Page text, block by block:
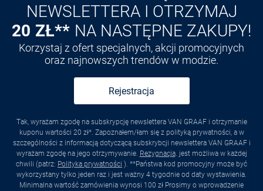
NEWSLETTERA I OTRZYMAJ
20 ZŁ** NA NASTĘPNE ZAKUPY!
Korzystaj z ofert specjalnych, akcji promocyjnych
oraz najnowszych trendów w modzie.
Rejestracja
Tak, wyrażam zgodę na subskrypcję newslettera VAN GRAAF i otrzymanie
kuponu wartości 20 zł*. Zapoznałem/łam się z polityką prywatności, a w
szczególności z informacją dotyczącą subskrybcji newslettera VAN GRAAF i
wyrażam zgodę na jego otrzymywanie. Rezygnacja. jest możliwa w każdej
chwili (patrz: Polityka prywatności ). **Państwa kod promocyjny może być
wykorzystany tylko jeden raz i jest ważny 4 tygodnie od daty wystawienia.
Minimalna wartość zamówienia wynosi 100 zł Prosimy o wprowadzenie